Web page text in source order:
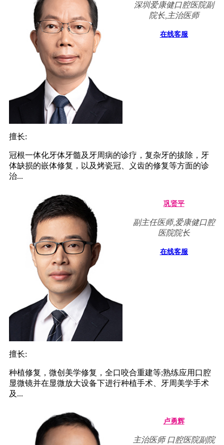
深圳爱康健口腔医院副
院长,主治医师
在线客服
擅长:
冠根一体化牙体牙髓及牙周病的诊疗，复杂牙的拔除，牙
体缺损的嵌体修复，以及烤瓷冠、义齿的修复等方面的诊
治...
巩贤平
副主任医师,爱康健口腔
医院院长
在线客服
擅长:
种植修复，微创美学修复，全口咬合重建等;熟练应用口腔
显微镜并在显微放大设备下进行种植手术、牙周美学手术
及...
卢勇辉
主治医师 口腔医院副院